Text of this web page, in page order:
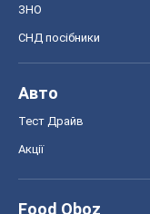
ЗНО
СНД посібники
Авто
Тест Драйв
Акції
Food Oboz